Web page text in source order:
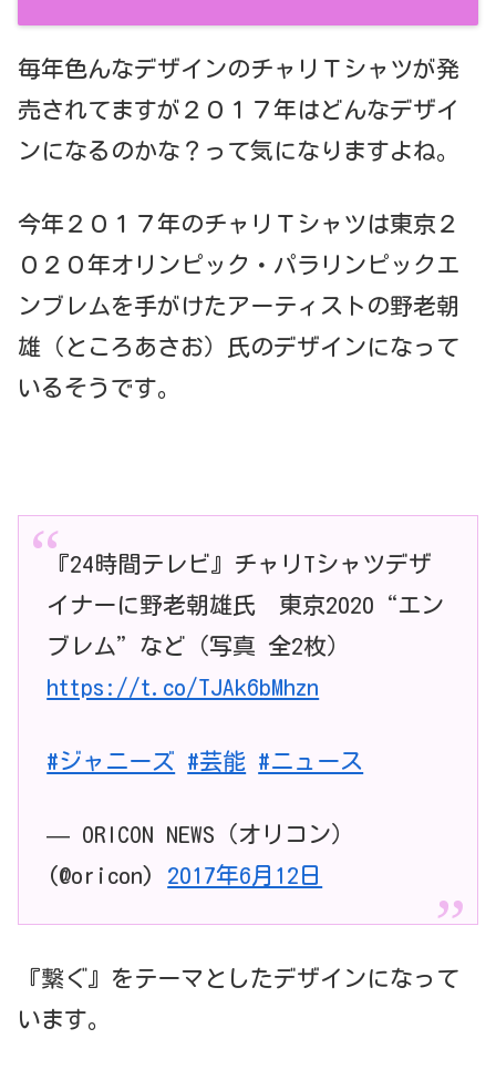
毎年色んなデザインのチャリＴシャツが発
売されてますが２０１７年はどんなデザイ
ンになるのかな？って気になりますよね。
今年２０１７年のチャリＴシャツは東京２
０２０年オリンピック・パラリンピックエ
ンブレムを手がけたアーティストの野老朝
雄（ところあさお）氏のデザインになって
いるそうです。
『24時間テレビ』チャリTシャツデザ
イナーに野老朝雄氏 東京2020“エン
ブレム”など（写真 全2枚）
https://t.co/TJAk6bMhzn
#ジャニーズ #芸能 #ニュース
— ORICON NEWS（オリコン）
(@oricon) 2017年6月12日
『繋ぐ』をテーマとしたデザインになって
います。